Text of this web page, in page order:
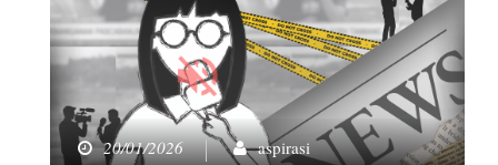
20/01/2026 aspirasi